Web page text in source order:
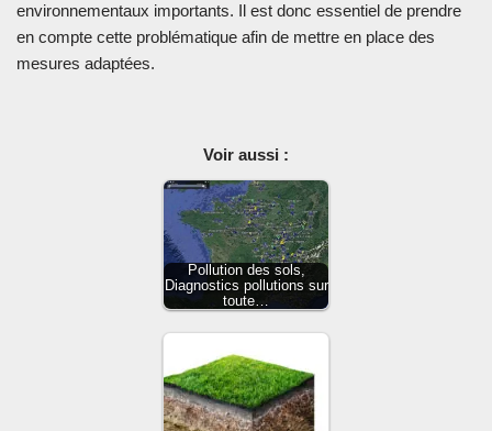
environnementaux importants. Il est donc essentiel de prendre
en compte cette problématique afin de mettre en place des
mesures adaptées.
Voir aussi :
Pollution des sols,
Diagnostics pollutions sur
toute…